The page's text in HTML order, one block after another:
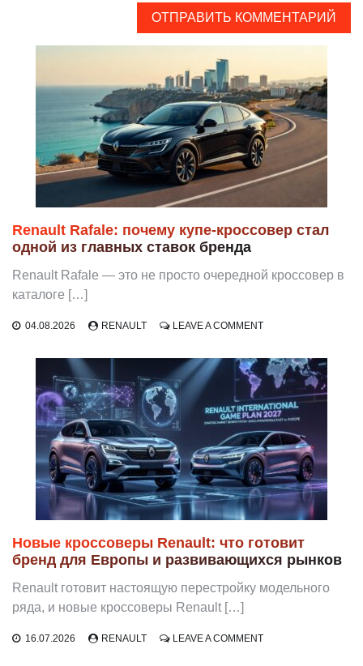
Renault Rafale: почему купе-кроссовер стал
одной из главных ставок бренда
Renault Rafale — это не просто очередной кроссовер в
каталоге […]
04.08.2026 RENAULT LEAVE A COMMENTON
ПОЧЕМУ
КУПЕ-
КРОССОВЕР
СТАЛ
ИЗ
ГЛАВНЫХ
СТАВОК
БРЕНДА
Новые кроссоверы Renault: что готовит
бренд для Европы и развивающихся рынков
Renault готовит настоящую перестройку модельного
ряда, и новые кроссоверы Renault […]
16.07.2026 RENAULT LEAVE A COMMENTON